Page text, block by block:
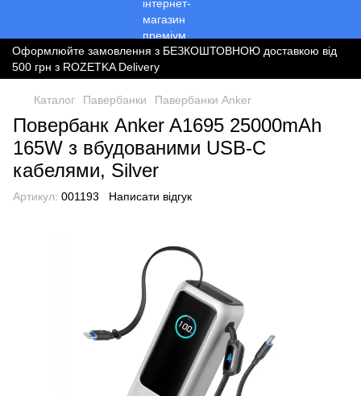
Оформлюйте замовлення з БЕЗКОШТОВНОЮ доставкою від
500 грн з ROZETKA Delivery
Каталог Павербанки Павербанки Anker
Повербанк Anker A1695 25000mAh
165W з вбудованими USB‑C
кабелями, Silver
Артикул: 001193 Написати відгук